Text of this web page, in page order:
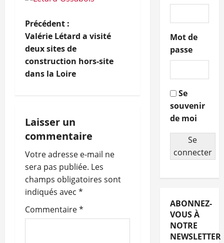
N
a
v
a
t
i
o
n
Précédent :
Valérie Létard a visité
deux sites de
construction hors-site
dans la Loire
Laisser un
commentaire
Votre adresse e-mail ne
sera pas publiée. Les
champs obligatoires sont
indiqués avec *
Commentaire*
Mot de
passe
Se
souvenir
de moi
Se
connecter
ABONNEZ-
VOUS À
NOTRE
NEWSLETTER